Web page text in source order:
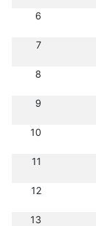
6
7
8
9
10
11
12
13